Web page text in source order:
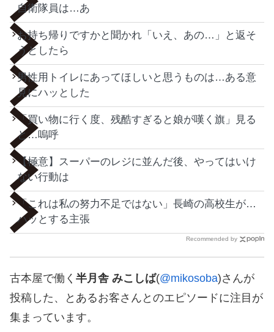
自衛隊員は…あ
お持ち帰りですかと聞かれ「いえ、あの…」と返そ
うとしたら
男性用トイレにあってほしいと思うものは…ある意
見にハッとした
「買い物に行く度、残酷すぎると娘が嘆く旗」見る
と…嗚呼
【極意】スーパーのレジに並んだ後、やってはいけ
ない行動は
「これは私の努力不足ではない」長崎の高校生が…
ハッとする主張
Recommended by
古本屋で働く 半月舎 みこしば(@mikosoba)さんが
投稿した、とあるお客さんとのエピソードに注目が
集まっています。